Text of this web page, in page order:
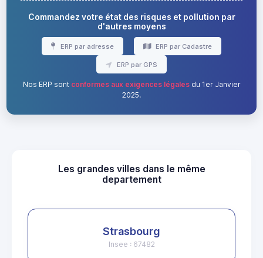
Commandez votre état des risques et pollution par
d'autres moyens
ERP par adresse ERP par Cadastre
ERP par GPS
Nos ERP sont conformes aux exigences légalesdu 1er Janvier
2025.
Les grandes villes dans le même
departement
Strasbourg
Insee : 67482